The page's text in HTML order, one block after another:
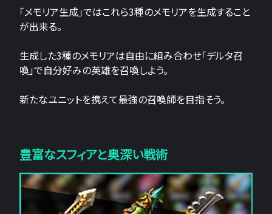
「メモリア生成」ではこれら3種のメモリアを生成すること
が出来る。
生成した3種のメモリアは自由に組み合わせ「デルタ召
喚」で自分好みの英雄を召喚しよう。
新たなユニットを携えて最強の召喚師を目指そう。
豊富なスフィアと奥深い戦術